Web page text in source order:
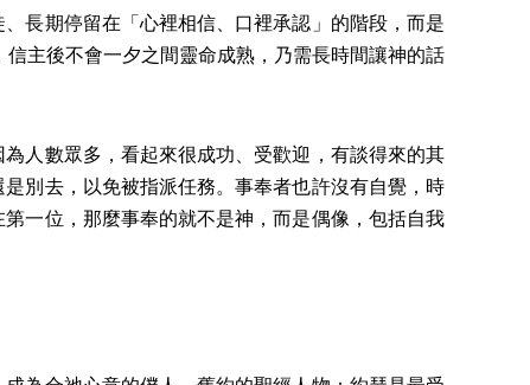
長期停留在「心裡相信、口裡承認」的階段，而是
主後不會一夕之間靈命成熟，乃需長時間讓神的話
人數眾多，看起來很成功、受歡迎，有談得來的其
別去，以免被指派任務。事奉者也許沒有自覺，時
一位，那麼事奉的就不是神，而是偶像，包括自我